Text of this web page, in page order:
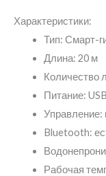
Характеристики:
Тип: Смарт-
Длина: 20 м
Количество
Питание: USB
Управление:
Bluetooth:
Рабочая